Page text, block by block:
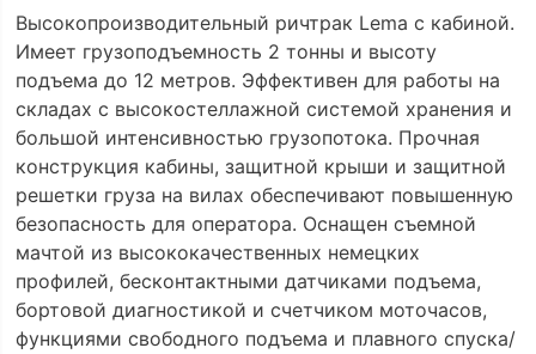
Высокопроизводительный ричтрак Lema с кабиной.
Имеет грузоподъемность 2 тонны и высоту
подъема до 12 метров. Эффективен для работы на
складах с высокостеллажной системой хранения и
большой интенсивностью грузопотока. Прочная
конструкция кабины, защитной крыши и защитной
решетки груза на вилах обеспечивают повышенную
безопасность для оператора. Оснащен съемной
мачтой из высококачественных немецких
профилей, бесконтактными датчиками подъема,
бортовой диагностикой и счетчиком моточасов,
функциями свободного подъема и плавного спуска/